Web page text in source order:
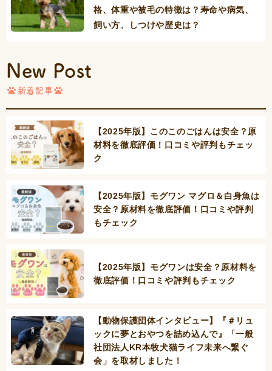
格、体重や被毛の特徴は？寿命や病気、
飼い方、しつけや歴史は？
New Post
新着記事
【2025年版】このこのごはんは安全？原
材料を徹底評価！口コミや評判もチェッ
ク
【2025年版】モグワン マグロ＆白身魚は
安全？原材料を徹底評価！口コミや評判
もチェック
【2025年版】モグワンは安全？原材料を
徹底評価！口コミや評判もチェック
【動物保護団体インタビュー】『＃リュ
ックに夢とおやつを詰め込んで』「一般
社団法人KR本牧犬猫ライフ未来へ繋ぐ
会」を取材しました！